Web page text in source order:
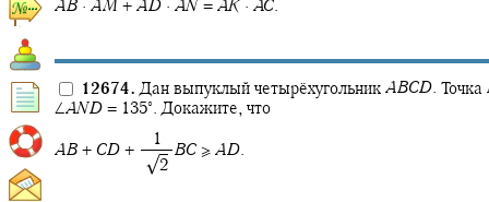
AB · AM + AD · AN = AK· AC.
12674. Дан выпуклый четырёхугольник ABCD. Точка
∠AND = 135‍∘ . Докажите, что
AB + CD + ‍
‍ 1
√2
BC ≥ AD.